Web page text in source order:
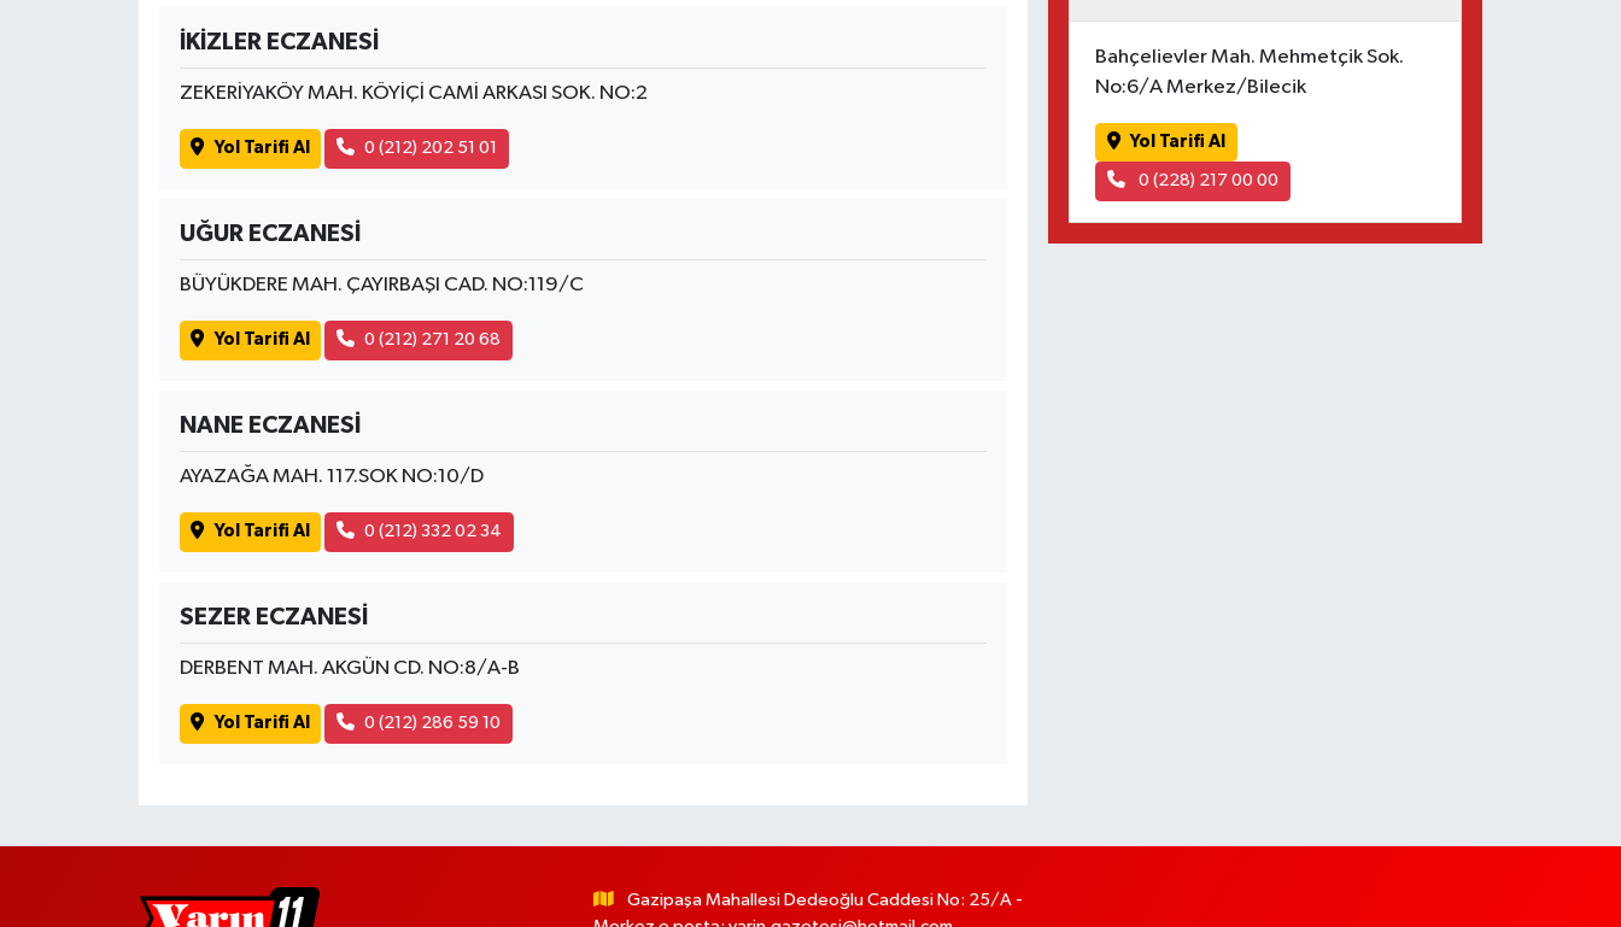
İKİZLER ECZANESİ
ZEKERİYAKÖY MAH. KÖYİÇİ CAMİ ARKASI SOK. NO:2
Yol Tarifi Al 0 (212) 202 51 01
UĞUR ECZANESİ
BÜYÜKDERE MAH. ÇAYIRBAŞI CAD. NO:119/C
Yol Tarifi Al 0 (212) 271 20 68
NANE ECZANESİ
AYAZAĞA MAH. 117.SOK NO:10/D
Yol Tarifi Al 0 (212) 332 02 34
SEZER ECZANESİ
DERBENT MAH. AKGÜN CD. NO:8/A-B
Yol Tarifi Al 0 (212) 286 59 10
Bahçelievler Mah. Mehmetçik Sok.
No:6/A Merkez/Bilecik
Yol Tarifi Al
0 (228) 217 00 00
Gazipaşa Mahallesi Dedeoğlu Caddesi No: 25/A -